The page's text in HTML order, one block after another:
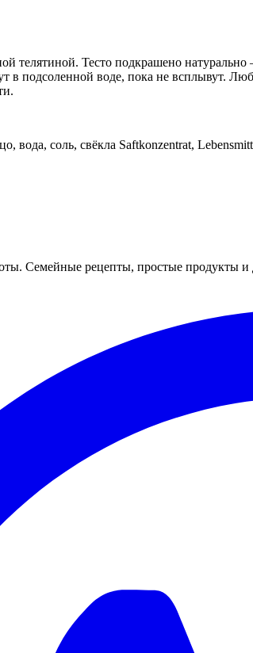
телятиной. Тесто подкрашено
в подсоленной воде, пока не всплывут.
вода, соль, свёкла Saftkonzentrat,
Семейные рецепты, простые продукты и